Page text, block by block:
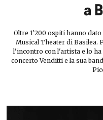
a
Oltre 1'200 ospiti hanno
Musical Theater di Basilea.
l'incontro con l'artista e lo
concerto Venditti e la sua